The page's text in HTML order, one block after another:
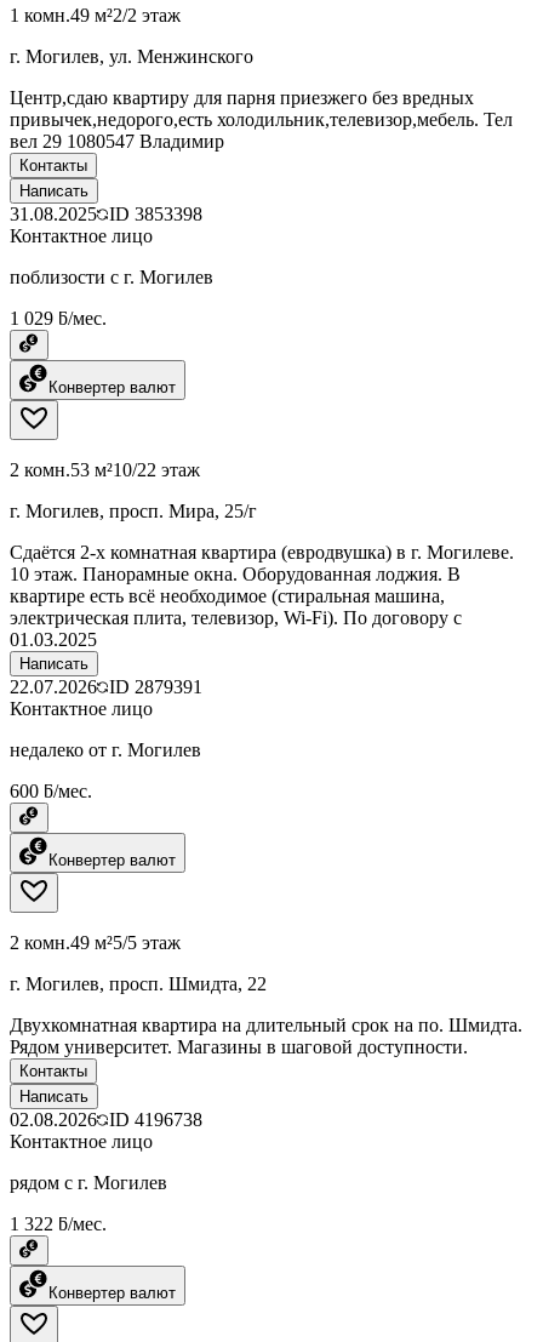
1 комн.49 м²2/2 этаж
г. Могилев, ул. Менжинского
Центр,сдаю квартиру для парня приезжего без вредных
привычек,недорого,есть холодильник,телевизор,мебель. Тел
вел 29 1080547 Владимир
Контакты
Написать
31.08.2025 ID 3853398
Контактное лицо
поблизости с г. Могилев
1 029 ƃ/мес.
Конвертер валют
2 комн.53 м²10/22 этаж
г. Могилев, просп. Мира, 25/г
Сдаётся 2-х комнатная квартира (евродвушка) в г. Могилеве.
10 этаж. Панорамные окна. Оборудованная лоджия. В
квартире есть всё необходимое (стиральная машина,
электрическая плита, телевизор, Wi-Fi). По договору с
01.03.2025
Написать
22.07.2026 ID 2879391
Контактное лицо
недалеко от г. Могилев
600 ƃ/мес.
Конвертер валют
2 комн.49 м²5/5 этаж
г. Могилев, просп. Шмидта, 22
Двухкомнатная квартира на длительный срок на по. Шмидта.
Рядом университет. Магазины в шаговой доступности.
Контакты
Написать
02.08.2026 ID 4196738
Контактное лицо
рядом с г. Могилев
1 322 ƃ/мес.
Конвертер валют